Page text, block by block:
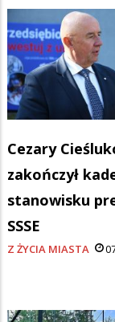
Cezary
zakończył
stanowisku
SSSE
Z ŻYCIA MIASTA